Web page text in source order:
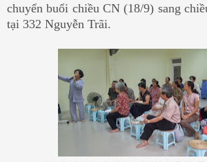
chuyển buổi chiều CN (18/9) sang
tại 332 Nguyễn Trãi.